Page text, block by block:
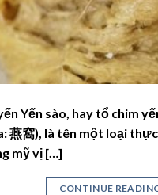
Yến sào, hay tổ chim
燕窩), là tên một loại
mỹ vị […]
CONTINUE